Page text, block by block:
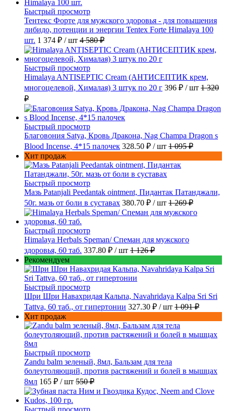
Быстрый просмотр
Тентекс Форте для мужского здоровья - для повышения
либидо, потенции и энергии Tentex Forte Himalaya 100
шт. 1 374 ₽ / шт 4 580 ₽
Быстрый просмотр
Himalaya ANTISEPTIC Cream (АНТИСЕПТИК крем,
многоцелевой, Хималая) 3 штук по 20 г 396 ₽ / шт 1 320
₽
Быстрый просмотр
Благовония Satya, Кровь Дракона, Nag Champa Dragon s
Blood Incense, 4*15 палочек 328.50 ₽ / шт 1 095 ₽
Хит продаж
Быстрый просмотр
Мазь Patanjali Peedantak ointment, Пидантак Патанджали,
50г. мазь от боли в суставах 380.70 ₽ / шт 1 269 ₽
Быстрый просмотр
Himalaya Herbals Speman/ Спеман для мужского
здоровья, 60 таб. 337.80 ₽ / шт 1 126 ₽
Рекомендуем
Быстрый просмотр
Шри Шри Навахридая Кальпа, Navahridaya Kalpa Sri Sri
Tattva, 60 таб., от гипертонии 327.30 ₽ / шт 1 091 ₽
Хит продаж
Быстрый просмотр
Zandu balm зеленый, 8мл, Бальзам для тела
болеутоляющий, против растяжений и болей в мышцах
8мл 165 ₽ / шт 550 ₽